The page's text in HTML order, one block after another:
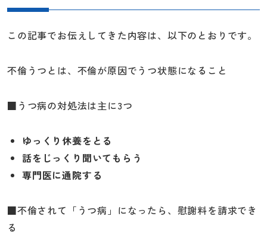
この記事でお伝えしてきた内容は、以下のとおりです。
不倫うつとは、不倫が原因でうつ状態になること
■うつ病の対処法は主に3つ
ゆっくり休養をとる
話をじっくり聞いてもらう
専門医に通院する
■不倫されて「うつ病」になったら、慰謝料を請求でき
る